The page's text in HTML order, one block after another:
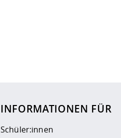
INFORMATIONEN FÜR
Schüler:innen